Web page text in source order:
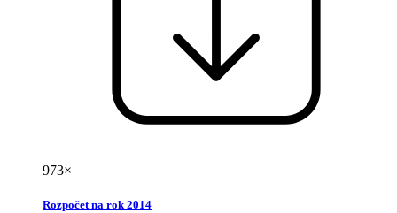
973×
Rozpočet na rok 2014